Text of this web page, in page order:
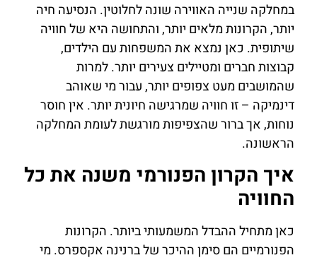
במחלקה שנייה האווירה שונה לחלוטין. הנסיעה חיה
יותר, הקרונות מלאים יותר, והתחושה היא של חוויה
שיתופית. כאן נמצא את המשפחות עם הילדים,
קבוצות חברים ומטיילים צעירים יותר. למרות
שהמושבים מעט צפופים יותר, עבור מי שאוהב
דינמיקה – זו חוויה שמרגישה חיונית יותר. אין חוסר
נוחות, אך ברור שהצפיפות מורגשת לעומת המחלקה
הראשונה.
איך הקרון הפנורמי משנה את כל
החוויה
כאן מתחיל ההבדל המשמעותי ביותר. הקרונות
הפנורמיים הם סימן ההיכר של ברנינה אקספרס. מי